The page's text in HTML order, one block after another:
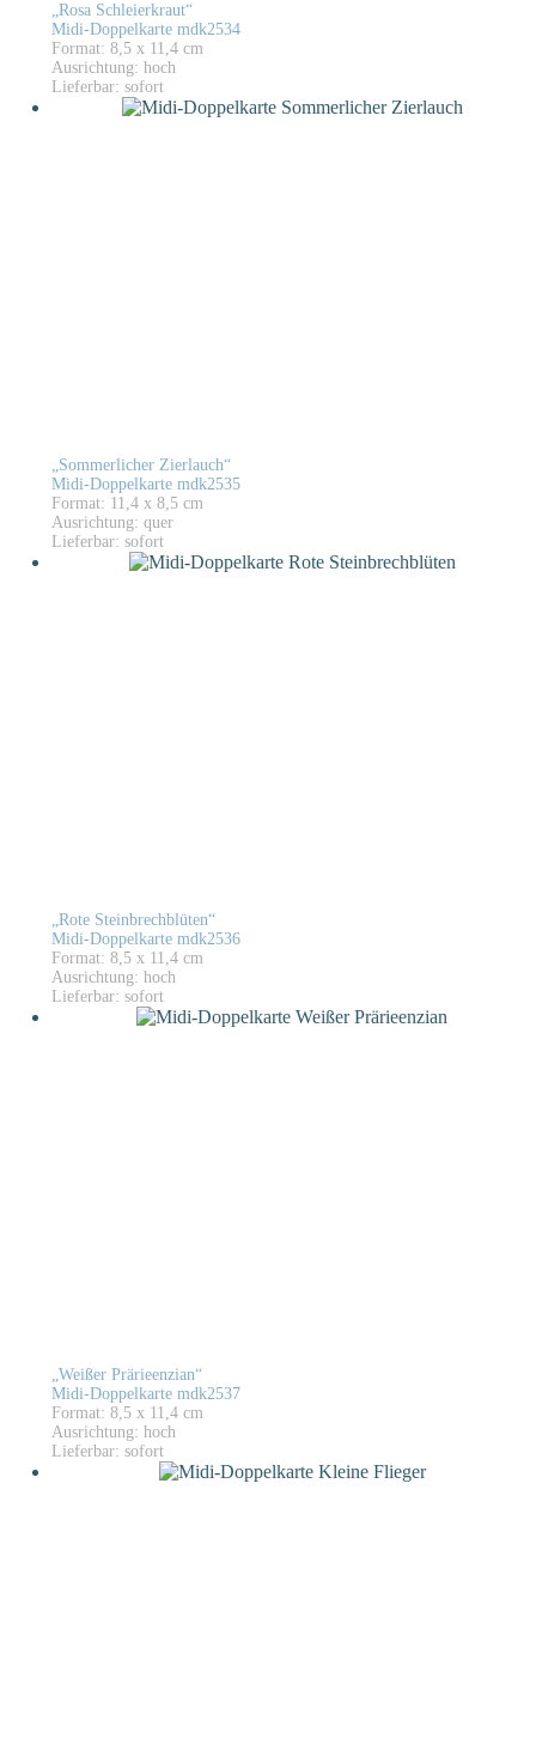
„Rosa Schleierkraut“
Midi-Doppelkarte mdk2534
Format: 8,5 x 11,4 cm
Ausrichtung: hoch
Lieferbar: sofort
„Sommerlicher Zierlauch“
Midi-Doppelkarte mdk2535
Format: 11,4 x 8,5 cm
Ausrichtung: quer
Lieferbar: sofort
„Rote Steinbrechblüten“
Midi-Doppelkarte mdk2536
Format: 8,5 x 11,4 cm
Ausrichtung: hoch
Lieferbar: sofort
„Weißer Prärieenzian“
Midi-Doppelkarte mdk2537
Format: 8,5 x 11,4 cm
Ausrichtung: hoch
Lieferbar: sofort